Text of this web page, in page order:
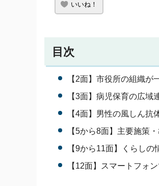
いいね！
目次
【2面】市役所の組織
【3面】病児保育の広域
【4面】男性の風しん抗
【5から8面】主要施策
【9から11面】くらしの
【12面】スマートフォ